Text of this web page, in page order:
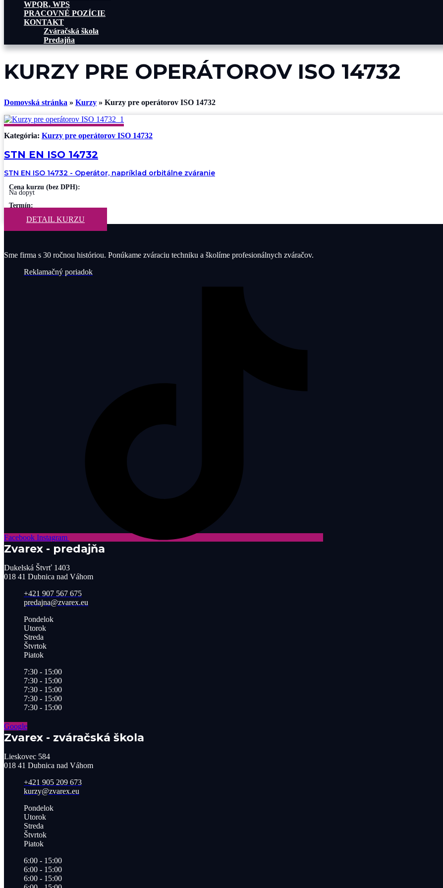
WPQR, WPS
PRACOVNÉ POZÍCIE
KONTAKT
Zváračská škola
Predajňa
KURZY PRE OPERÁTOROV ISO 14732
Domovská stránka » Kurzy » Kurzy pre operátorov ISO 14732
Kategória: Kurzy pre operátorov ISO 14732
STN EN ISO 14732
STN EN ISO 14732 - Operátor, napríklad orbitálne zváranie
Cena kurzu (bez DPH):
Na dopyt
Termín:
DETAIL KURZU
Sme firma s 30 ročnou históriou. Ponúkame zváraciu techniku a školíme profesionálnych zváračov.
Reklamačný poriadok
Facebook Instagram
Zvarex - predajňa
Dukelská Štvrť 1403
018 41 Dubnica nad Váhom
+421 907 567 675
predajna@zvarex.eu
Pondelok
Utorok
Streda
Štvrtok
Piatok
7:30 - 15:00
7:30 - 15:00
7:30 - 15:00
7:30 - 15:00
7:30 - 15:00
Google
Zvarex - zváračská škola
Lieskovec 584
018 41 Dubnica nad Váhom​
+421 905 209 673​
kurzy@zvarex.eu
Pondelok
Utorok
Streda
Štvrtok
Piatok
6:00 - 15:00
6:00 - 15:00
6:00 - 15:00